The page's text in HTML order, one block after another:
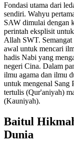
Fondasi utama dari
sendiri. Wahyu
SAW dimulai dengan
perintah eksplisit
Allah SWT.
awal untuk mencari
hadis Nabi yang
negeri Cina. Dalam
ilmu agama dan ilmu
untuk mengenal Sang
tertulis (Qur'aniyah)
(Kauniyah).
Baitul
Dunia